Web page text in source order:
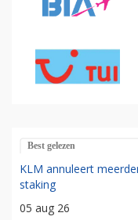
Best gelezen
KLM annuleert
staking
05 aug 26